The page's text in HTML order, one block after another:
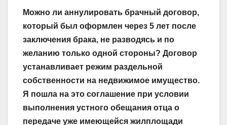
Можно ли аннулировать брачный договор,
который был оформлен через 5 лет после
заключения брака, не разводясь и по
желанию только одной стороны? Договор
устанавливает режим раздельной
собственности на недвижимое имущество.
Я пошла на это соглашение при условии
выполнения устного обещания отца о
передаче уже имеющейся жилплощади